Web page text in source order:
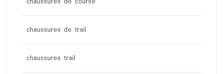
chaussures de trail
chaussures trail